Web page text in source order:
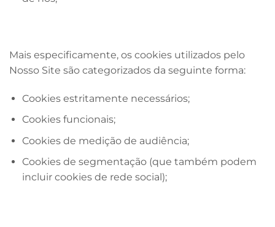
Mais especificamente, os cookies utilizados pelo
Nosso Site são categorizados da seguinte forma:
Cookies estritamente necessários;
Cookies funcionais;
Cookies de medição de audiência;
Cookies de segmentação (que também podem
incluir cookies de rede social);